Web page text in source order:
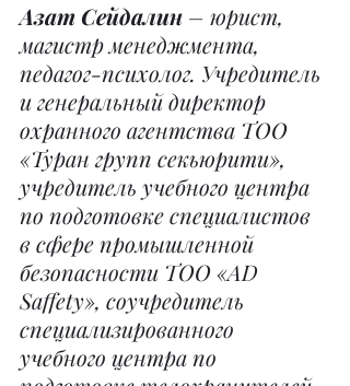
Азат Сейдалин – юрист,
магистр менеджмента,
педагог-психолог. Учредитель
и генеральный директор
охранного агентства ТОО
«Туран групп секьюрити»,
учредитель учебного центра
по подготовке специалистов
в сфере промышленной
безопасности ТОО «AD
Saffety», соучредитель
специализированного
учебного центра по